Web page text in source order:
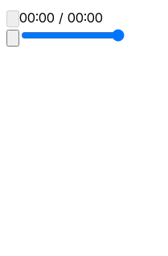
00:00 / 00:00